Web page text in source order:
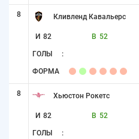
8 Кливленд Кавальерс
И 82 В 52
ГОЛЫ :
ФОРМА
8 Хьюстон Рокетс
И 82 В 52
ГОЛЫ :